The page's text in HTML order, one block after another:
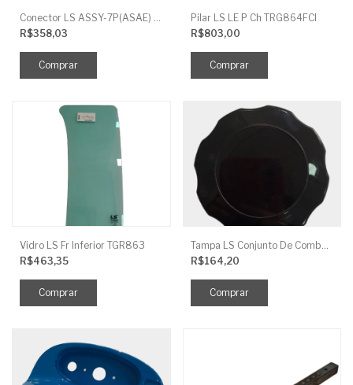
R$358,03
Pilar LS LE P Ch TRG864FCI
R$803,00
Vidro LS Fr Inferior TGR863
R$463,35
R$164,20